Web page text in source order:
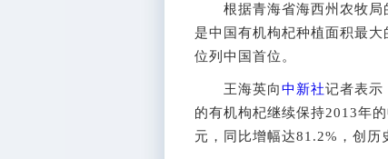
根据青海省海西州农牧局
是中国有机枸杞种植面积最
位列中国首位。
王海英向中新社记者表示
的有机枸杞继续保持2013年
元，同比增幅达81.2%，创历